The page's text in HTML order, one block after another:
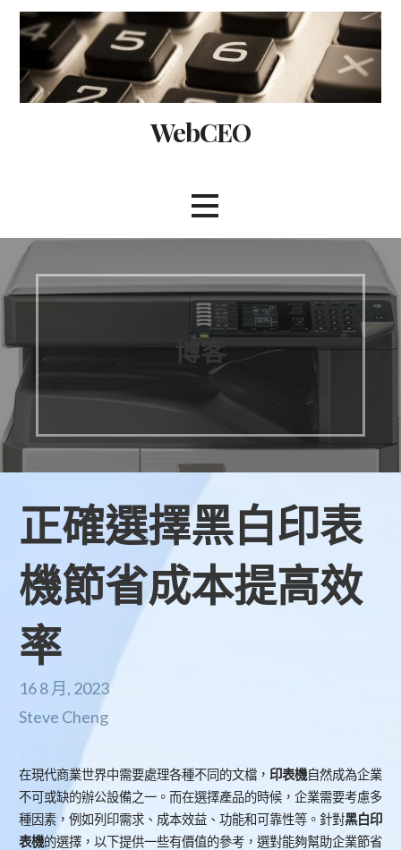
Skip
WebCEO
博客
正確選擇黑白印表
機節省成本提高效
率
16 8 月, 2023
Steve Cheng
在現代商業世界中需要處理各種不同的文檔， 印表機自然成為企業
不可或缺的辦公設備之一。而在選擇產品的時候，企業需要考慮多
種因素，例如列印需求、成本效益、功能和可靠性等。針對黑白印
表機的選擇，以下提供一些有價值的參考，選對能夠幫助企業節省